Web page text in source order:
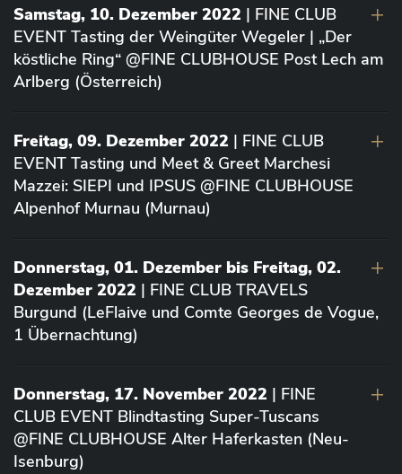
Samstag, 10. Dezember 2022 | FINE CLUB
EVENT Tasting der Weingüter Wegeler | „Der
köstliche Ring“ @FINE CLUBHOUSE Post Lech am
Arlberg (Österreich)
Freitag, 09. Dezember 2022 | FINE CLUB
EVENT Tasting und Meet & Greet Marchesi
Mazzei: SIEPI und IPSUS @FINE CLUBHOUSE
Alpenhof Murnau (Murnau)
Donnerstag, 01. Dezember bis Freitag, 02.
Dezember 2022 | FINE CLUB TRAVELS
Burgund (LeFlaive und Comte Georges de Vogue,
1 Übernachtung)
Donnerstag, 17. November 2022 | FINE
CLUB EVENT Blindtasting Super-Tuscans
@FINE CLUBHOUSE Alter Haferkasten (Neu-
Isenburg)